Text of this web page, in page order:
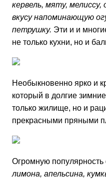
кервель, мяту, мелиссу,
вкусу напоминающую
петрушку. Эти и и
не только кухни, но и
Необыкновенно ярко и
который в долгие
только жилище, но и
прекрасными пряными
Огромную популярность
лимона, апельсина,